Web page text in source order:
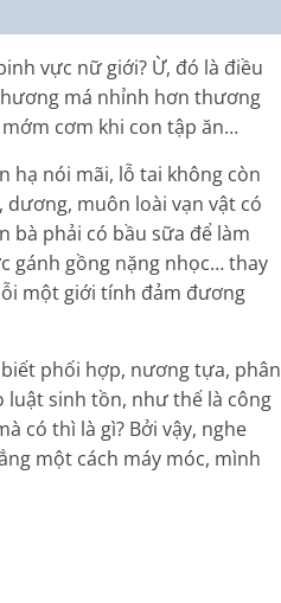
vực nữ giới? Ừ, đó là điều
má nhỉnh hơn thương
cơm khi con tập ăn…
hạ nói mãi, lỗ tai không còn
dương, muôn loài vạn vật có
bà phải có bầu sữa để làm
gánh gồng nặng nhọc… thay
một giới tính đảm đương
phối hợp, nương tựa, phân
luật sinh tồn, như thế là công
có thì là gì? Bởi vậy, nghe
một cách máy móc, mình